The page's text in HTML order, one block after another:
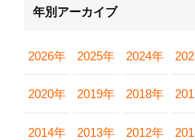
年別アーカイブ
2026年 2025年 2024年
2020年 2019年 2018年
2014年 2013年 2012年